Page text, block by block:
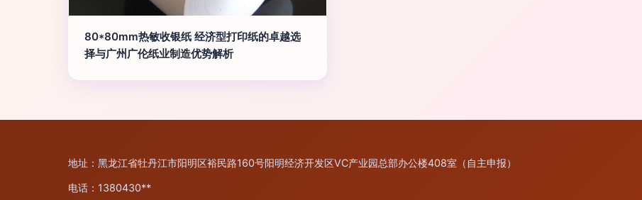
80*80mm热敏收银纸 经济型打印纸的卓越选
择与广州广伦纸业制造优势解析
地址：黑龙江省牡丹江市阳明区裕民路160号阳明经济开发区VC产业园总部办公楼408室（自主申报）
电话：1380430**